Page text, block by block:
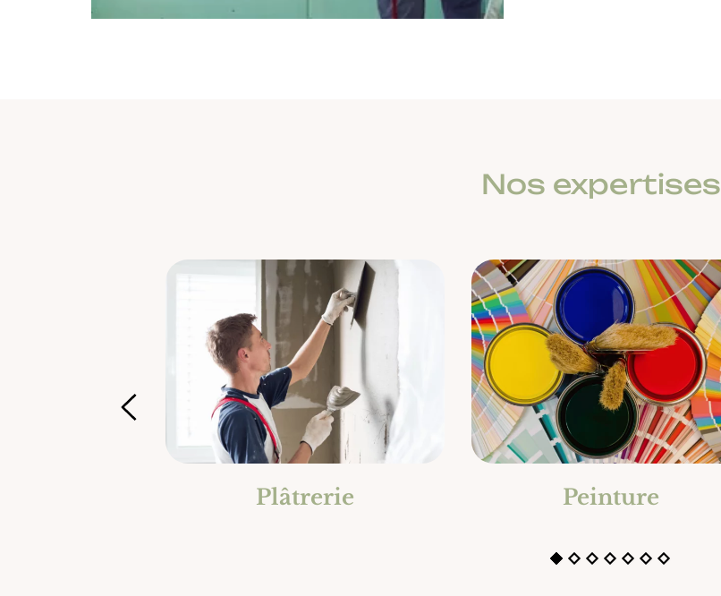
Nos expertises
Plâtrerie Peinture